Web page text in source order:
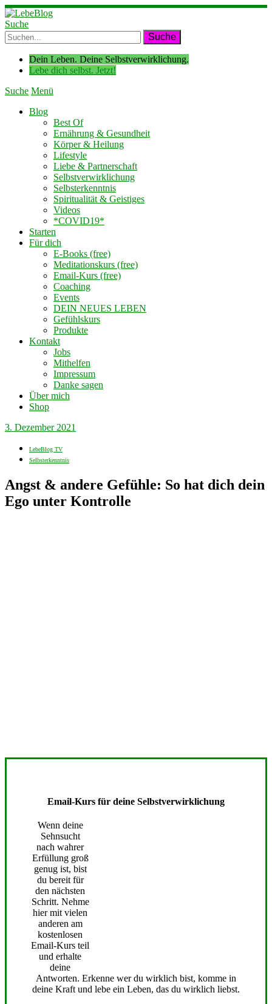
Suche
Dein Leben. Deine Selbstverwirklichung.
Lebe dich selbst. Jetzt!
Suche Menü
Blog
Best Of
Ernährung & Gesundheit
Körper & Heilung
Lifestyle
Liebe & Partnerschaft
Selbstverwirklichung
Selbsterkenntnis
Spiritualität & Geistiges
Videos
*COVID19*
Starten
Für dich
E-Books (free)
Meditationskurs (free)
Email-Kurs (free)
Coaching
Events
DEIN NEUES LEBEN
Gefühlskurs
Produkte
Kontakt
Jobs
Mithelfen
Impressum
Danke sagen
Über mich
Shop
3. Dezember 2021
LebeBlog TV
Selbsterkenntnis
Angst & andere Gefühle: So hat dich dein
Ego unter Kontrolle
Email-Kurs für deine Selbstverwirklichung
Wenn deine
Sehnsucht
nach wahrer
Erfüllung groß
genug ist, bist
du bereit für
den nächsten
Schritt. Nehme
hier mit vielen
anderen am
kostenlosen
Email-Kurs teil
und erhalte
deine
Antworten. Erkenne wer du wirklich bist, komme in
deine Kraft und lebe ein Leben, das du wirklich liebst.